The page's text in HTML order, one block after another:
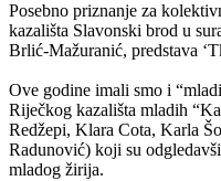
Posebno priznanje za
kazališta Slavonski brod u
Brlić-Mažuranić, predstava
Ove godine imali smo i
Riječkog kazališta mladih
Redžepi, Klara Cota, Karla
Radunović) koji su
mladog žirija.